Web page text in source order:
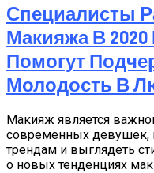
Специалисты
Макияжа В
Помогут
Молодость В
Макияж является
современных девушек,
трендам и выглядеть
о новых тенденциях